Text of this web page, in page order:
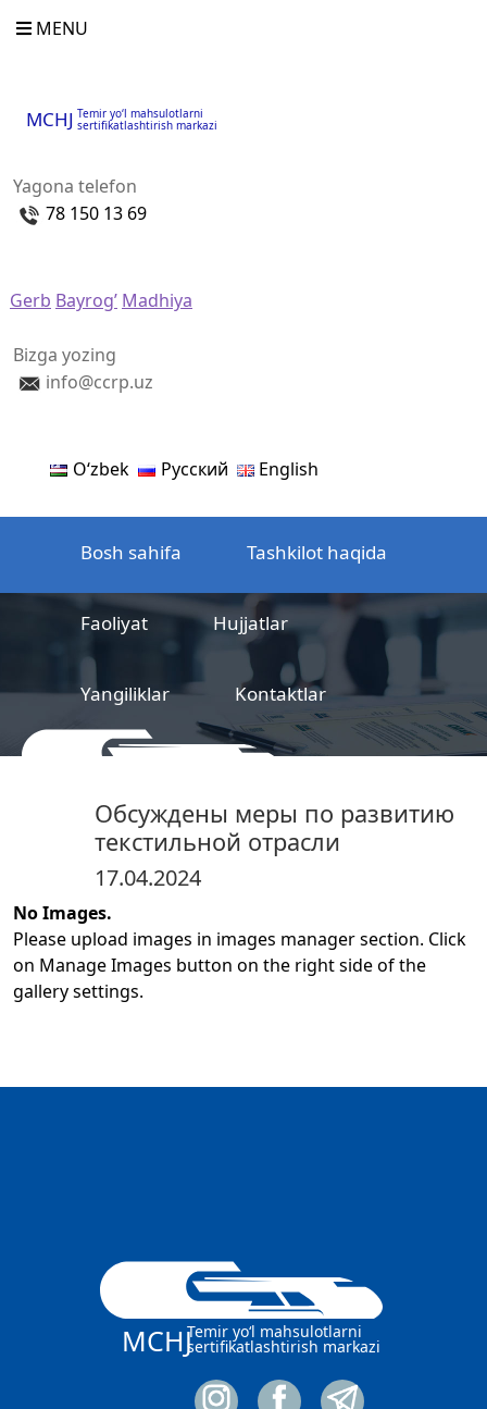
MENU
MCHJ Temir yo‘l mahsulotlarni
sertifikatlashtirish markazi
Yagona telefon
78 150 13 69
Gerb Bayrog’ Madhiya
Bizga yozing
info@ccrp.uz
Oʻzbek Русский English
Bosh sahifa Tashkilot haqida
Faoliyat Hujjatlar
Yangiliklar Kontaktlar
sertifikatlashtirish markazi
Обсуждены меры по развитию
текстильной отрасли
17.04.2024
No Images.
Please upload images in images manager section. Click
on Manage Images button on the right side of the
gallery settings.
MCHJTemir yo‘l mahsulotlarni
sertifikatlashtirish markazi